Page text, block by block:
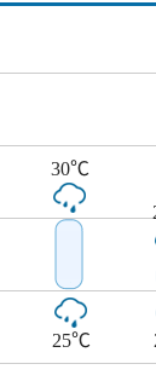
30℃
25℃